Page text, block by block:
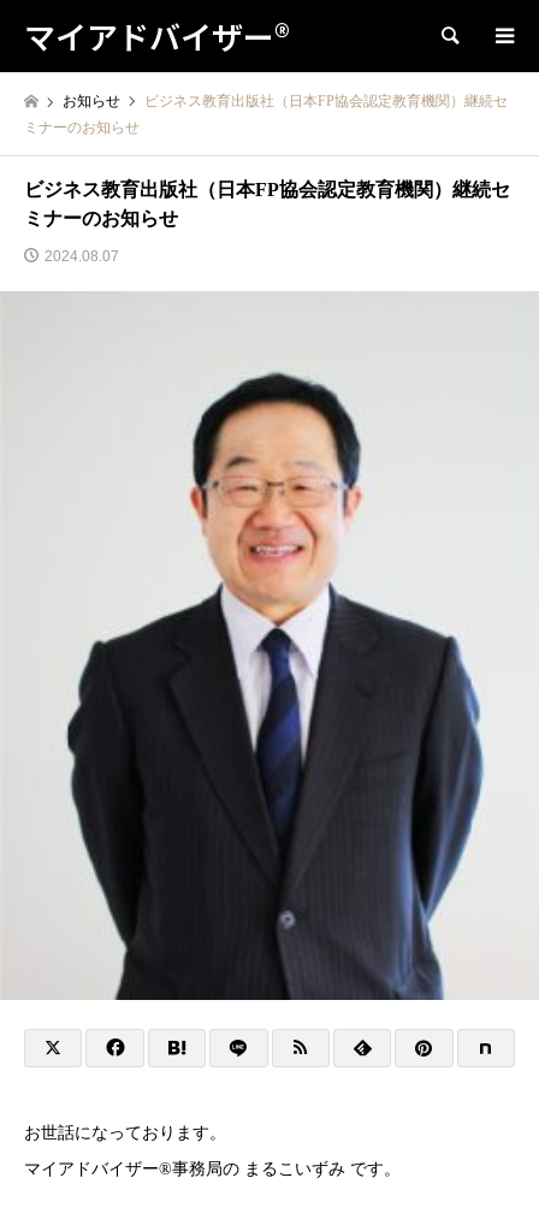
マイアドバイザー® 検索
お知らせ
ビジネス教育出版社（日本FP協会認定教育機関）継続セ
ミナーのお知らせ
ビジネス教育出版社（日本FP協会認定教育機関）継続セ
ミナーのお知らせ
2024.08.07
お世話になっております。
マイアドバイザー®事務局の まるこいずみ です。